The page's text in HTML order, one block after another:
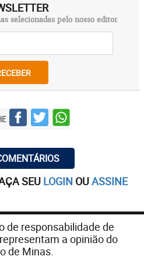
selecionadas pelo nosso editor
SEU LOGIN OUASSINE
de responsabilidade de
a opinião do
de Minas.